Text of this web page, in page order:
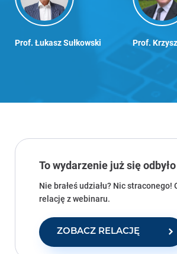
Prof. Łukasz Sułkowski Prof.
To wydarzenie już się odbyło
Nie brałeś udziału? Nic straconego!
relację z webinaru.
ZOBACZ RELACJĘ